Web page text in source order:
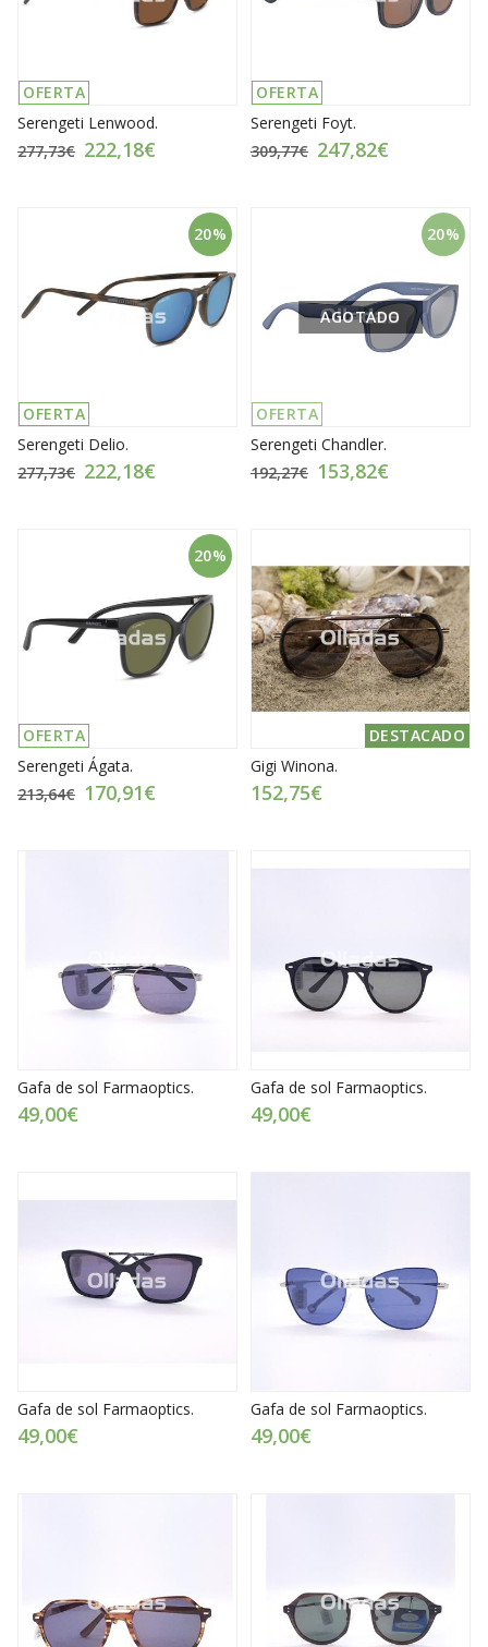
OFERTA
Serengeti Lenwood.
277,73€ 222,18€
OFERTA
Serengeti Foyt.
309,77€ 247,82€
20%
OFERTA
Serengeti Delio.
277,73€ 222,18€
20%
OFERTA
AGOTADO
Serengeti Chandler.
192,27€ 153,82€
20%
OFERTA
Serengeti Ágata.
213,64€ 170,91€
DESTACADO
Gigi Winona.
152,75€
Gafa de sol Farmaoptics.
49,00€
Gafa de sol Farmaoptics.
49,00€
Gafa de sol Farmaoptics.
49,00€
Gafa de sol Farmaoptics.
49,00€